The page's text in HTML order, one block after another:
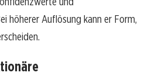
höherer Auflösung kann er Form,